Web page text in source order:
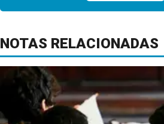
NOTAS RELACIONADAS